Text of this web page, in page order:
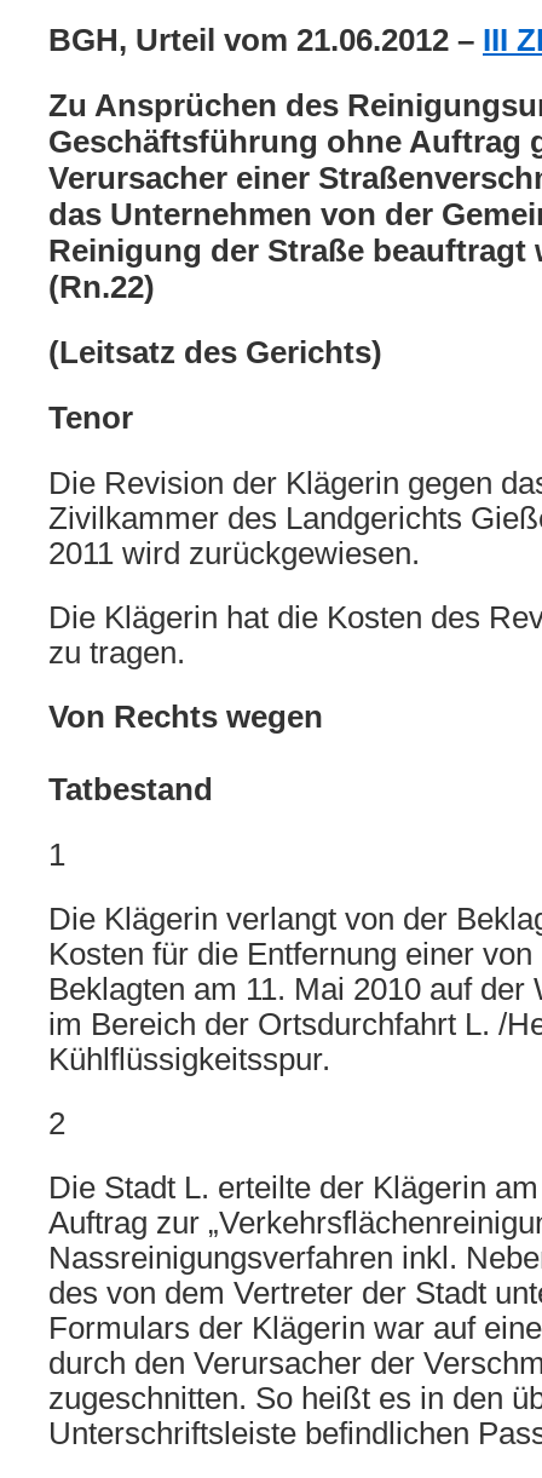
BGH, Urteil vom 21.06.2012 – III
Zu Ansprüchen des
Geschäftsführung ohne Auftrag
Verursacher einer
das Unternehmen von der
Reinigung der Straße beauftragt
(Rn.22)
(Leitsatz des Gerichts)
Tenor
Die Revision der Klägerin gegen
Zivilkammer des Landgerichts
2011 wird zurückgewiesen.
Die Klägerin hat die Kosten des
zu tragen.
Von Rechts wegen
Tatbestand
1
Die Klägerin verlangt von der
Kosten für die Entfernung einer
Beklagten am 11. Mai 2010 auf der
im Bereich der Ortsdurchfahrt L. /
Kühlflüssigkeitsspur.
2
Die Stadt L. erteilte der Klägerin
Auftrag zur
Nassreinigungsverfahren inkl.
des von dem Vertreter der Stadt
Formulars der Klägerin war auf
durch den Verursacher der
zugeschnitten. So heißt es in den
Unterschriftsleiste befindlichen